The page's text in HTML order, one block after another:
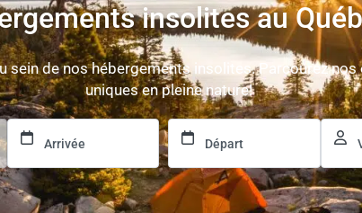
insolites au
sein de nos hébergements insolites. Parcourez
uniques en pleine nature!